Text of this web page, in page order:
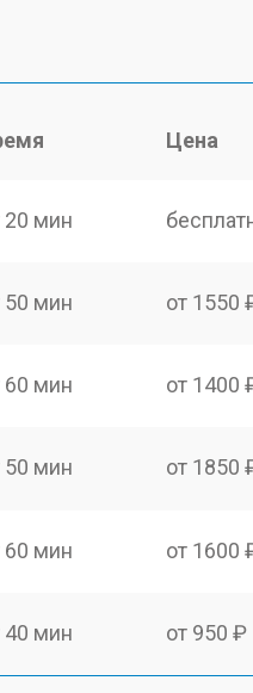
Цена
20 мин
50 мин от 1550
60 мин от 1400
50 мин от 1850
60 мин от 1600
40 мин от 950 ₽